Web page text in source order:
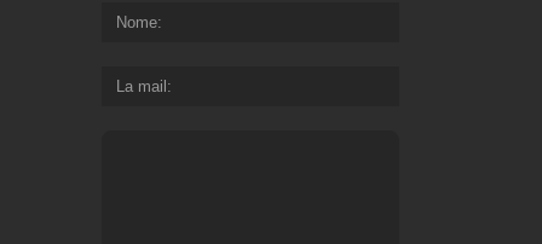
Nome
La mail